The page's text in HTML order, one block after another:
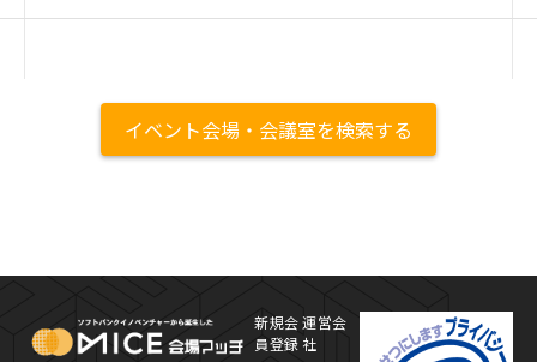
イベント会場・会議室を検索する
MICE Platform
新規会
員登録
運営会
社